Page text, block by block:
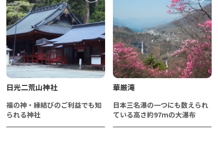
日光二荒山神社
福の神・縁結びのご利益でも知
られる神社
華厳滝
日本三名瀑の一つにも数えられ
ている高さ約97ｍの大瀑布